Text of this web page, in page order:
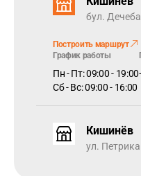
бул.
Построить маршрут
График работы
Пн - Пт: 09:00 - 19:00
Сб - Вс: 09:00 - 16:00
Кишинёв
ул.